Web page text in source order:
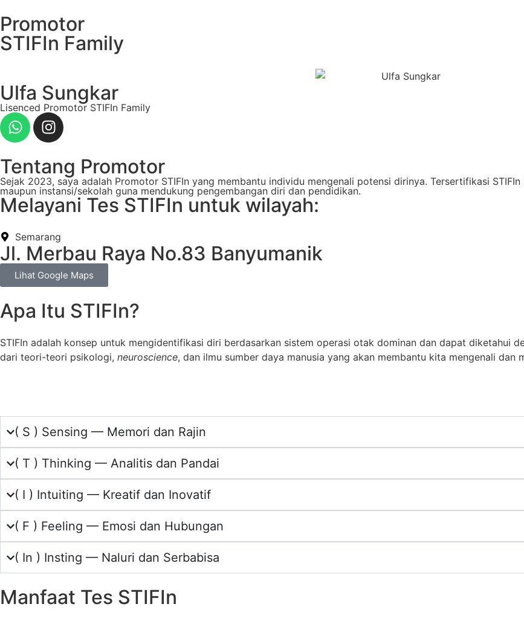
Promotor
STIFIn Family
Ulfa Sungkar
Lisenced Promotor STIFIn Family
Tentang Promotor
Sejak 2023, saya adalah Promotor STIFIn yang membantu individu mengenali potensi dirinya. Tersertifikasi
maupun instansi/sekolah guna mendukung pengembangan diri dan pendidikan.
Melayani Tes STIFIn untuk wilayah:
Semarang
Jl. Merbau Raya No.83 Banyumanik
Lihat Google Maps
Apa Itu STIFIn?
STIFIn adalah konsep untuk mengidentifikasi diri berdasarkan sistem operasi otak dominan dan dapat diketahui
dari teori-teori psikologi, neuroscience, dan ilmu sumber daya manusia yang akan membantu kita mengenali dan
( S ) Sensing — Memori dan Rajin
( T ) Thinking — Analitis dan Pandai
( I ) Intuiting — Kreatif dan Inovatif
( F ) Feeling — Emosi dan Hubungan
( In ) Insting — Naluri dan Serbabisa
Manfaat Tes STIFIn